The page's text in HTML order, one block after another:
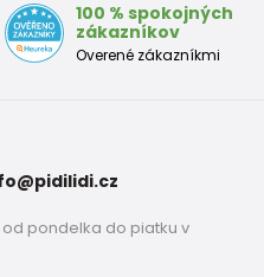
100 % spokojných
zákazníkov
Overené zákazníkmi
pondelka do piatku v